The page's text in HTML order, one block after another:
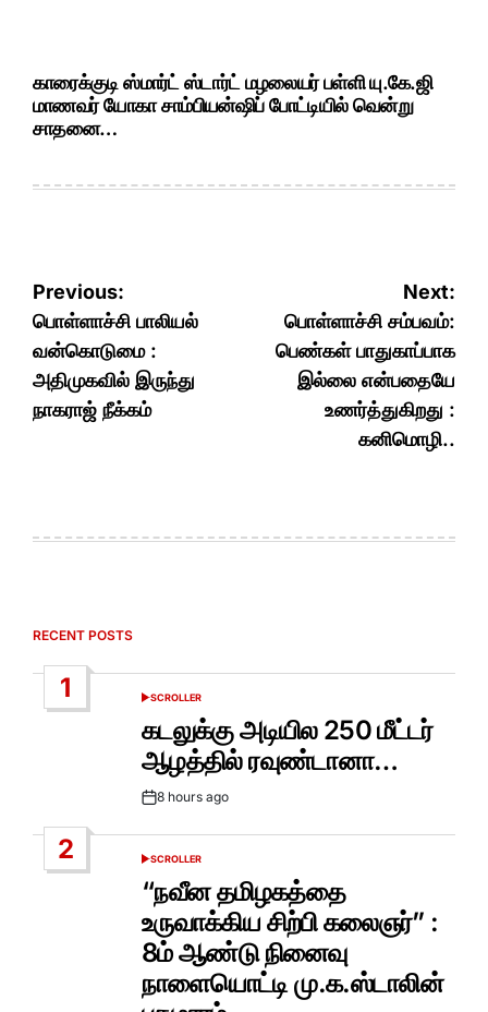
காரைக்குடி ஸ்மார்ட் ஸ்டார்ட் மழலையர் பள்ளி யு.கே.ஜி
மாணவர் யோகா சாம்பியன்ஷிப் போட்டியில் வென்று
சாதனை…
Post
navigation
Previous:
பொள்ளாச்சி பாலியல்
வன்கொடுமை :
அதிமுகவில் இருந்து
நாகராஜ் நீக்கம்
Next:
பொள்ளாச்சி சம்பவம்:
பெண்கள் பாதுகாப்பாக
இல்லை என்பதையே
உணர்த்துகிறது :
கனிமொழி..
RECENT POSTS
1
POSTED
SCROLLER
கடலுக்கு அடியில 250 மீட்டர்
ஆழத்தில் ரவுண்டானா…
Post8 hours ago
2
POSTED
SCROLLER
“நவீன தமிழகத்தை
உருவாக்கிய சிற்பி கலைஞர்” :
8ம் ஆண்டு நினைவு
நாளையொட்டி மு.க.ஸ்டாலின்